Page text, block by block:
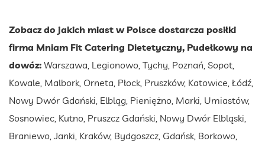
Zobacz do jakich miast w Polsce dostarcza posiłki
firma Mniam Fit Catering Dietetyczny, Pudełkowy na
dowóz: Warszawa, Legionowo, Tychy, Poznań, Sopot,
Kowale, Malbork, Orneta, Płock, Pruszków, Katowice, Łódź,
Nowy Dwór Gdański, Elbląg, Pieniężno, Marki, Umiastów,
Sosnowiec, Kutno, Pruszcz Gdański, Nowy Dwór Elbląski,
Braniewo, Janki, Kraków, Bydgoszcz, Gdańsk, Borkowo,